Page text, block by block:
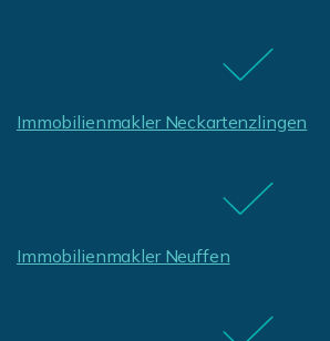
Immobilienmakler Neckartenzlingen
Immobilienmakler Neuffen